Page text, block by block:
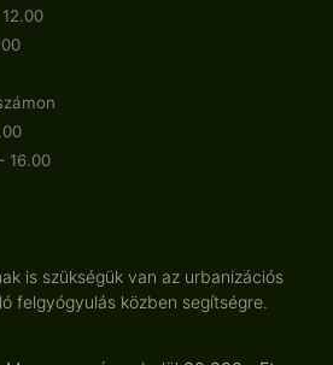
16.00
is szükségük van az urbanizációs
felgyógyulás közben segítségre.